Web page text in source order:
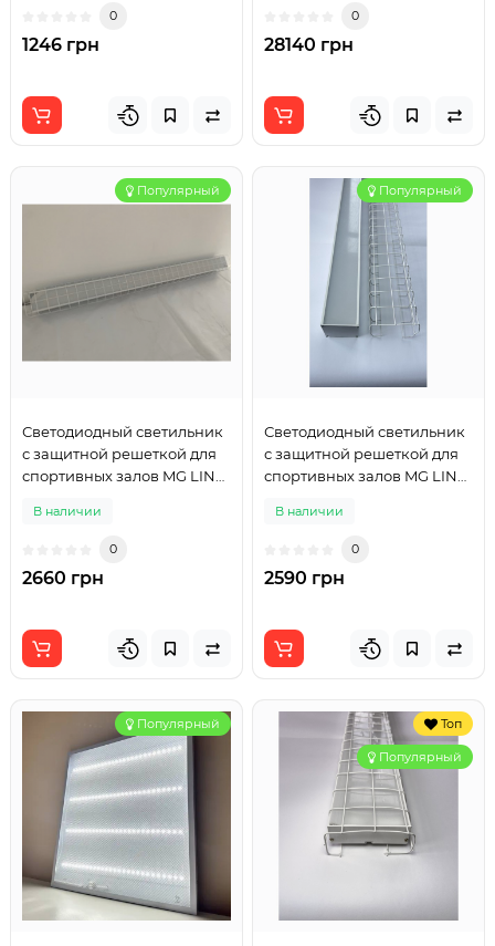
0
1246 грн
0
28140 грн
Популярный
Светодиодный светильник
с защитной решеткой для
спортивных залов MG LINE
В наличии
0
2660 грн
Популярный
Светодиодный светильник
с защитной решеткой для
спортивных залов MG LINE
В наличии
0
2590 грн
Популярный Топ
Популярный